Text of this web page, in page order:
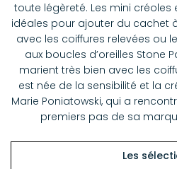
toute légèreté. Les mini créoles
idéales pour ajouter du cachet
avec les coiffures relevées ou
aux boucles d’oreilles Stone
marient très bien avec les
est née de la sensibilité et la
Marie Poniatowski, qui a
premiers pas de sa
Les